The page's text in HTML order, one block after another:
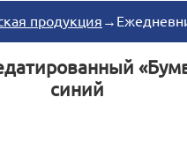
продукция →
синий